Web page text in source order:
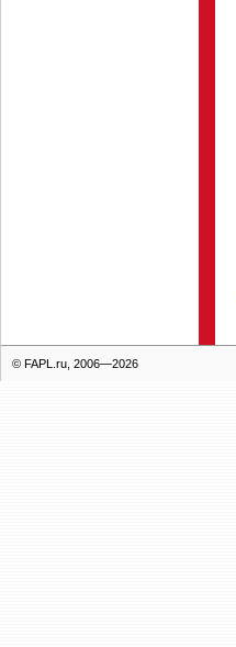
© FAPL.ru, 2006—2026